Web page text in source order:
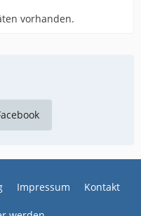
vorhanden.
Impressum Kontakt